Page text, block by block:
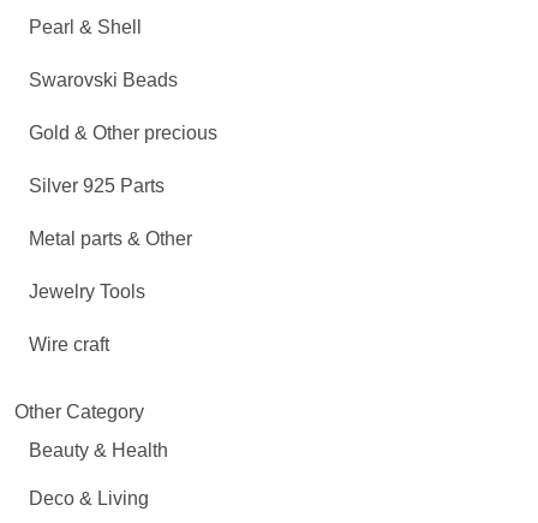
Pearl & Shell
Swarovski Beads
Gold & Other precious
Silver 925 Parts
Metal parts & Other
Jewelry Tools
Wire craft
Other Category
Beauty & Health
Deco & Living